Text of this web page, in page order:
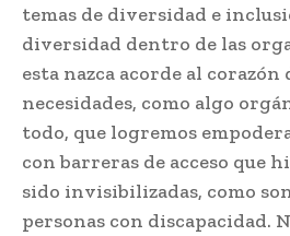
temas de diversidad e
diversidad dentro de las
esta nazca acorde al corazón
necesidades, como algo
todo, que logremos
con barreras de acceso que
sido invisibilizadas, como
personas con discapacidad.